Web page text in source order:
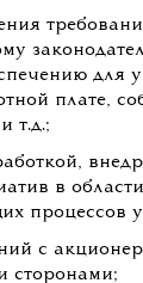
для
плате,
т.д.;
в
процессов
с
сторонами;